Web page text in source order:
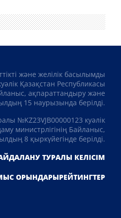
және желілік басылымды
Қазақстан Республикасы
ақпараттандыру және
15 наурызында берілді.
№KZ23VJB00000123 куәлік
министрлігінің Байланыс,
8 қыркүйегінде берілді.
ТУРАЛЫ КЕЛІСІМ
ОРЫНДАРЫРЕЙТИНГТЕР